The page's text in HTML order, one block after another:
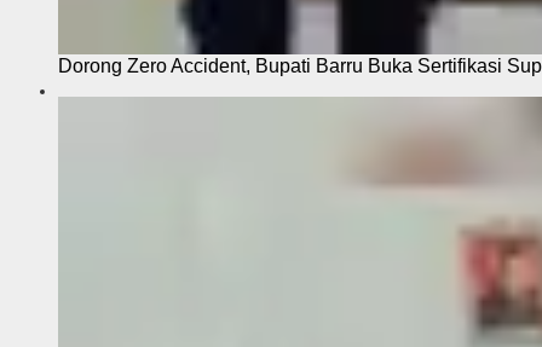
Dorong Zero Accident, Bupati Barru Buka Sertifikasi